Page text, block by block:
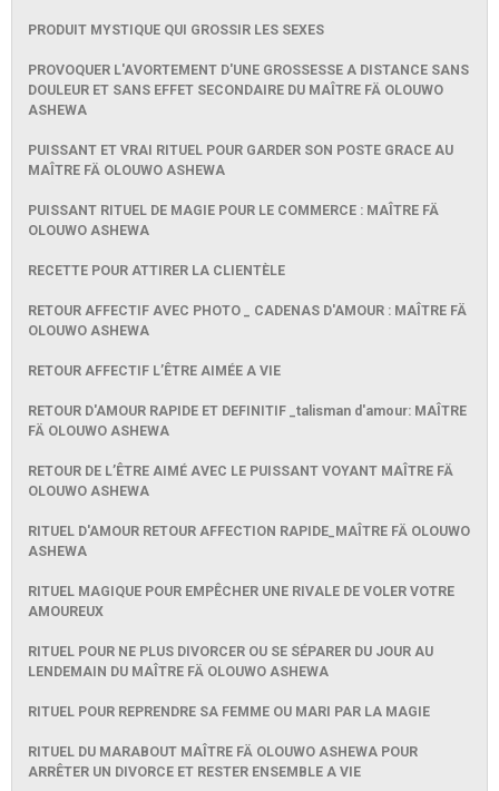
PRODUIT MYSTIQUE QUI GROSSIR LES SEXES
PROVOQUER L'AVORTEMENT D'UNE GROSSESSE A DISTANCE SANS
DOULEUR ET SANS EFFET SECONDAIRE DU MAÎTRE FÄ OLOUWO
ASHEWA
PUISSANT ET VRAI RITUEL POUR GARDER SON POSTE GRACE AU
MAÎTRE FÄ OLOUWO ASHEWA
PUISSANT RITUEL DE MAGIE POUR LE COMMERCE : MAÎTRE FÄ
OLOUWO ASHEWA
RECETTE POUR ATTIRER LA CLIENTÈLE
RETOUR AFFECTIF AVEC PHOTO _ CADENAS D'AMOUR : MAÎTRE FÄ
OLOUWO ASHEWA
RETOUR AFFECTIF L’ÊTRE AIMÉE A VIE
RETOUR D'AMOUR RAPIDE ET DEFINITIF _talisman d'amour: MAÎTRE
FÄ OLOUWO ASHEWA
RETOUR DE L’ÊTRE AIMÉ AVEC LE PUISSANT VOYANT MAÎTRE FÄ
OLOUWO ASHEWA
RITUEL D'AMOUR RETOUR AFFECTION RAPIDE_MAÎTRE FÄ OLOUWO
ASHEWA
RITUEL MAGIQUE POUR EMPÊCHER UNE RIVALE DE VOLER VOTRE
AMOUREUX
RITUEL POUR NE PLUS DIVORCER OU SE SÉPARER DU JOUR AU
LENDEMAIN DU MAÎTRE FÄ OLOUWO ASHEWA
RITUEL POUR REPRENDRE SA FEMME OU MARI PAR LA MAGIE
RITUEL DU MARABOUT MAÎTRE FÄ OLOUWO ASHEWA POUR
ARRÊTER UN DIVORCE ET RESTER ENSEMBLE A VIE